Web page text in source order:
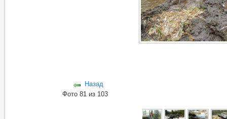
Назад
Фото 81 из 103